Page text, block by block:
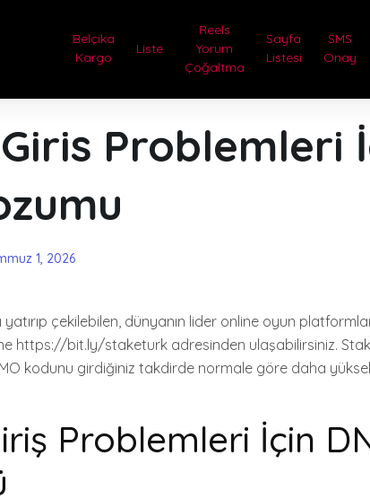
Belçika
Kargo
Liste
Reels
Yorum
Çoğaltma
Sayfa
Listesi
SMS
Onay
Problemleri
1, 2026
çekilebilen, dünyanın lider online oyun
https://bit.ly/staketurk adresinden ulaşabilirsiniz.
kodunu girdiğiniz takdirde normale göre daha
Problemleri İçin